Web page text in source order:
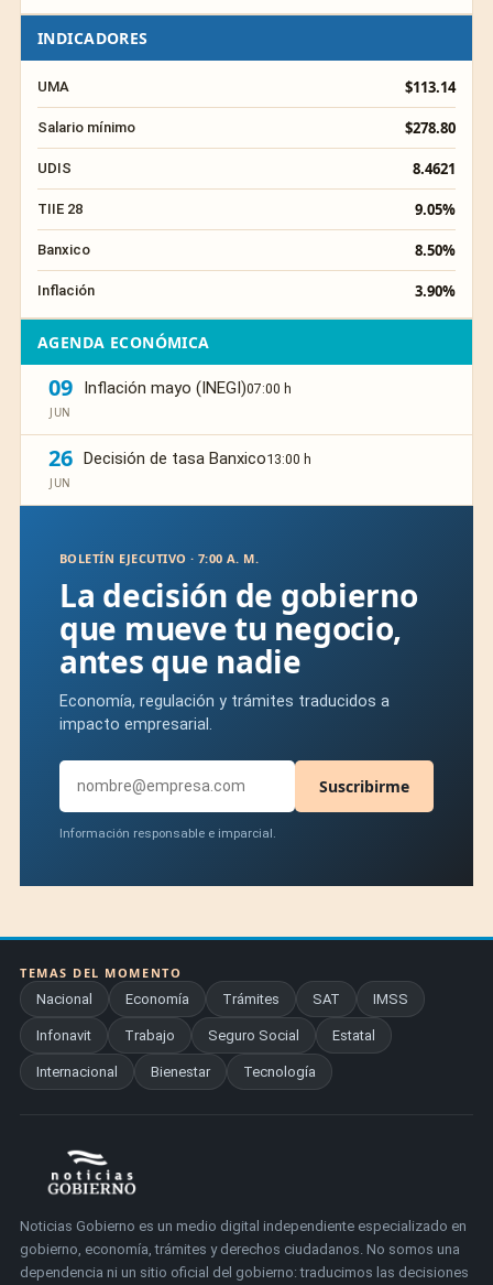
INDICADORES
UMA $113.14
Salario mínimo $278.80
UDIS 8.4621
TIIE 28 9.05%
Banxico 8.50%
Inflación 3.90%
AGENDA ECONÓMICA
09
JUN
Inflación mayo (INEGI)07:00 h
26
JUN
Decisión de tasa Banxico13:00 h
BOLETÍN EJECUTIVO · 7:00 A. M.
La decisión de gobierno
que mueve tu negocio,
antes que nadie
Economía, regulación y trámites traducidos a
impacto empresarial.
Suscribirme
Información responsable e imparcial.
TEMAS DEL MOMENTO
Nacional
Economía Trámites SAT IMSS
Infonavit Trabajo Seguro Social Estatal
Internacional Bienestar Tecnología
Noticias Gobierno es un medio digital independiente especializado en
gobierno, economía, trámites y derechos ciudadanos. No somos una
dependencia ni un sitio oficial del gobierno: traducimos las decisiones